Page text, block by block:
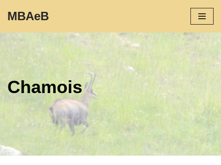
contenu
MBAeB
Chamois